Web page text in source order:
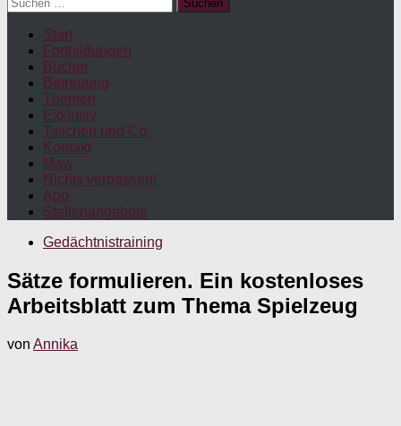
nach:
Start
Fortbildungen
Bücher
Betreuung
Themen
Exklusiv
Taschen und Co.
Kontakt
Maw
Nichts verpassen!
App
Stellenangebote
Gedächtnistraining
Sätze formulieren. Ein kostenloses
Arbeitsblatt zum Thema Spielzeug
von Annika